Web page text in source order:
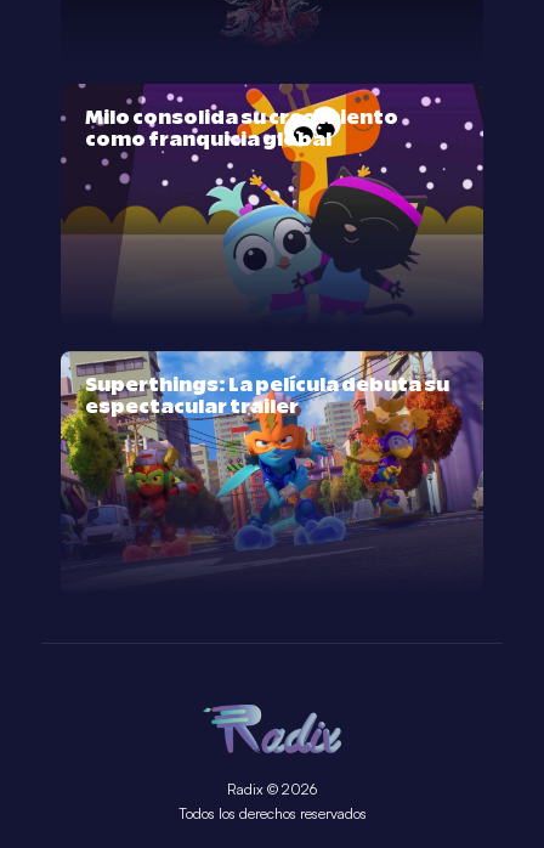
Milo consolida su crecimiento
como franquicia global
Superthings: La película debuta su
espectacular trailer
Radix © 2026
Todos los derechos reservados